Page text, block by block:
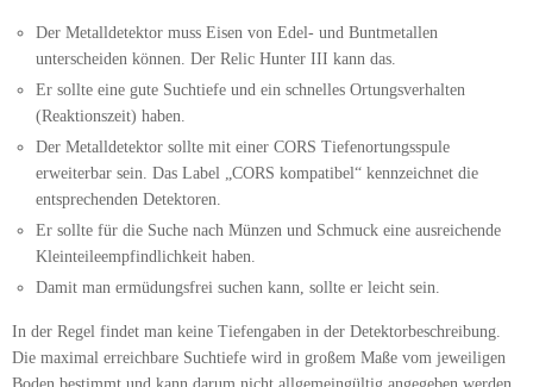
Der Metalldetektor muss Eisen von Edel- und Buntmetallen
unterscheiden können. Der Relic Hunter III kann das.
Er sollte eine gute Suchtiefe und ein schnelles Ortungsverhalten
(Reaktionszeit) haben.
Der Metalldetektor sollte mit einer CORS Tiefenortungsspule
erweiterbar sein. Das Label „CORS kompatibel“ kennzeichnet die
entsprechenden Detektoren.
Er sollte für die Suche nach Münzen und Schmuck eine ausreichende
Kleinteileempfindlichkeit haben.
Damit man ermüdungsfrei suchen kann, sollte er leicht sein.
In der Regel findet man keine Tiefengaben in der Detektorbeschreibung.
Die maximal erreichbare Suchtiefe wird in großem Maße vom jeweiligen